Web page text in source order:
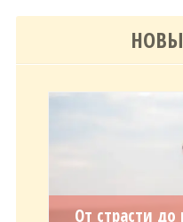
От страсти до